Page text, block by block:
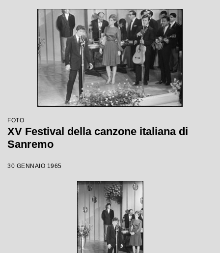
FOTO
XV Festival della canzone italiana di
Sanremo
30 GENNAIO 1965